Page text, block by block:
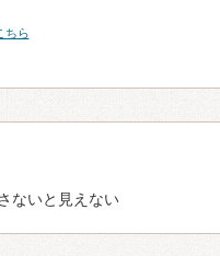
ちら
ないと見えない